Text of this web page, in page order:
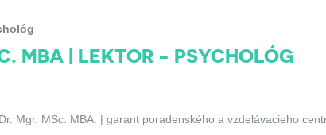
MBA | LEKTOR - PSYCHOLÓG
Mgr. MSc. MBA. | garant poradenského a vzdelávacieho